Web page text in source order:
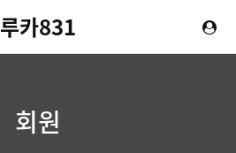
루카831
회원